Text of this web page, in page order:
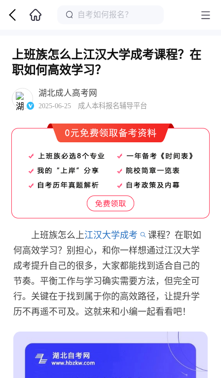
上班族怎么上江汉大学成考课程？在
职如何高效学习？
湖北成人高考网
2025-06-25 成人本科报名辅导平台
上班族怎么上江汉大学成考
课程？在职如
何高效学习？别担心，和你一样想通过江汉大学
成考提升自己的很多，大家都能找到适合自己的
节奏。平衡工作与学习确实需要方法，但完全可
行。关键在于找到属于你的高效路径，让提升学
历不再遥不可及。这就来和小编一起看看吧！